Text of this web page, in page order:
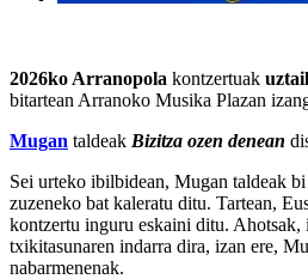
2026ko Arranopola kontzertuak
bitartean Arranoko Musika Plazan
Mugan taldeak Bizitza ozen denean
Sei urteko ibilbidean, Mugan taldeak
zuzeneko bat kaleratu ditu. Tartean,
kontzertu inguru eskaini ditu. Ahotsak,
txikitasunaren indarra dira, izan ere,
nabarmenenak.